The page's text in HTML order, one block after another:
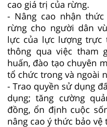
cao giá trị của rừng.
- Nâng cao nhận
rừng cho người dân
lực của lực lượng trực
thông qua việc tham
huấn, đào tạo chuyên
tổ chức trong và ngoài
- Trao quyền sử dụng
dụng; tăng cường
đồng, ổn định cuộc
nâng cao ý thức bảo vệ